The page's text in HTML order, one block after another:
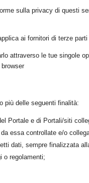
sulla privacy di questi
ai fornitori di terze
attraverso le tue singole
più delle seguenti finalità:
Portale e di Portali/siti
essa controllate e/o
dati, sempre finalizzata
o regolamenti;